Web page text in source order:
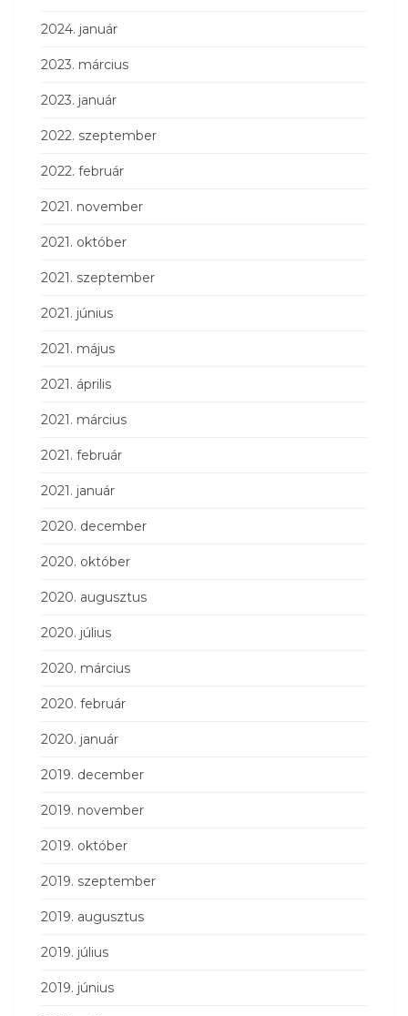
2024. január
2023. március
2023. január
2022. szeptember
2022. február
2021. november
2021. október
2021. szeptember
2021. június
2021. május
2021. április
2021. március
2021. február
2021. január
2020. december
2020. október
2020. augusztus
2020. július
2020. március
2020. február
2020. január
2019. december
2019. november
2019. október
2019. szeptember
2019. augusztus
2019. július
2019. június